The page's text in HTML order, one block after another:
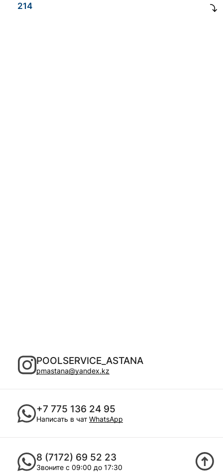
214
POOLSERVICE_ASTANA
pmastana@yandex.kz
+7 775 136 24 95
Написать в чат WhatsApp
8 (7172) 69 52 23
Звоните с 09:00 до 17:30